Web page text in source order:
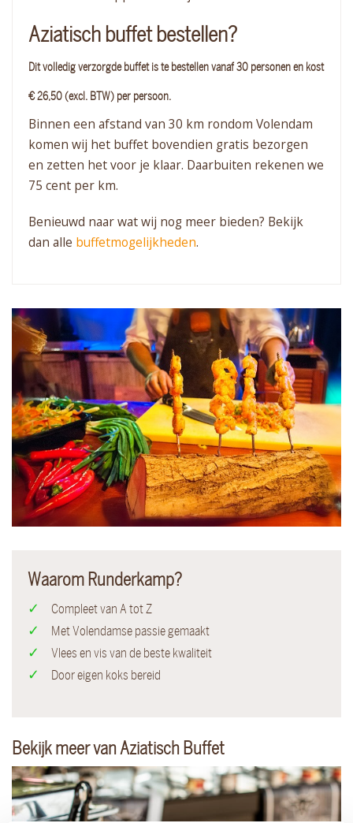
Aziatisch buffet bestellen?
Dit volledig verzorgde buffet is te bestellen vanaf 30 personen en kost
€ 26,50 (excl. BTW) per persoon.
Binnen een afstand van 30 km rondom Volendam
komen wij het buffet bovendien gratis bezorgen
en zetten het voor je klaar. Daarbuiten rekenen we
75 cent per km.
Benieuwd naar wat wij nog meer bieden? Bekijk
dan alle buffetmogelijkheden.
Waarom Runderkamp?
Compleet van A tot Z
Met Volendamse passie gemaakt
Vlees en vis van de beste kwaliteit
Door eigen koks bereid
Bekijk meer van Aziatisch Buffet